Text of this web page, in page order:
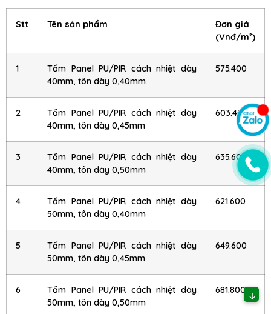
Stt Tên sản phẩm
Đơn giá
(Vnđ/m²)
1
Tấm Panel PU/PIR cách nhiệt dày
40mm, tôn dày 0,40mm
575.400
2
Tấm Panel PU/PIR cách nhiệt dày
40mm, tôn dày 0,45mm
603.400
3
Tấm Panel PU/PIR cách nhiệt dày
40mm, tôn dày 0,50mm
635.600
4
Tấm Panel PU/PIR cách nhiệt dày
50mm, tôn dày 0,40mm
621.600
5
Tấm Panel PU/PIR cách nhiệt dày
50mm, tôn dày 0,45mm
649.600
6
Tấm Panel PU/PIR cách nhiệt dày
50mm, tôn dày 0,50mm
681.800
↓